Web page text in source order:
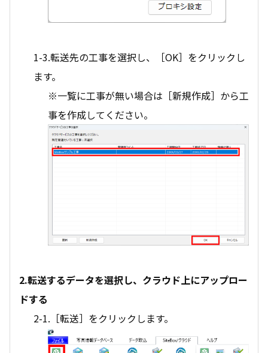
1-3.転送先の工事を選択し、［OK］をクリックし
ます。
※一覧に工事が無い場合は［新規作成］から工
事を作成してください。
2.転送するデータを選択し、クラウド上にアップロー
ドする
2-1.［転送］をクリックします。